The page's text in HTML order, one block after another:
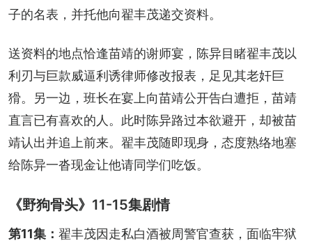
子的名表，并托他向翟丰茂递交资料。
送资料的地点恰逢苗靖的谢师宴，陈异目睹翟丰茂以
利刃与巨款威逼利诱律师修改报表，足见其老奸巨
猾。另一边，班长在宴上向苗靖公开告白遭拒，苗靖
直言已有喜欢的人。此时陈异路过本欲避开，却被苗
靖认出并追上前来。翟丰茂随即现身，态度熟络地塞
给陈异一沓现金让他请同学们吃饭。
《野狗骨头》11-15集剧情
第11集： 翟丰茂因走私白酒被周警官查获，面临牢狱